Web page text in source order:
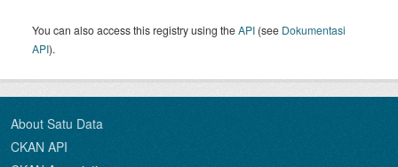
You can also access this registry using theAPI (see Dokumentasi
API).
About Satu Data
CKAN API